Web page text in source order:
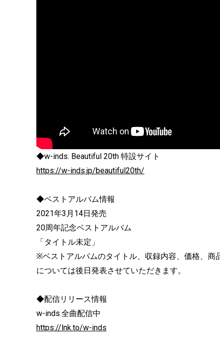
◆w-inds. Beautiful 20th 特設サイト
https://w-inds.jp/beautiful20th/
◆ベストアルバム情報
2021年3月14日発売
20周年記念ベストアルバム
「タイトル未定」
※ベストアルバムのタイトル、収録内容、価格、商
については後日発表させていただきます。
◆配信リリース情報
w-inds.全曲配信中
https://lnk.to/w-inds